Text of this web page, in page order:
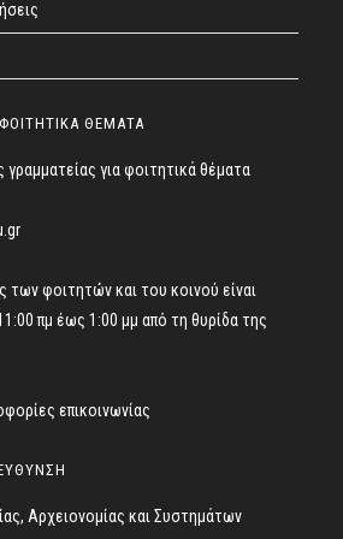
ΘΕΜΑΤΑ
γραμματείας για φοιτητικά θέματα
των φοιτητών και του κοινού είναι
πμ έως 1:00 μμ από τη θυρίδα της
επικοινωνίας
Αρχειονομίας και Συστημάτων